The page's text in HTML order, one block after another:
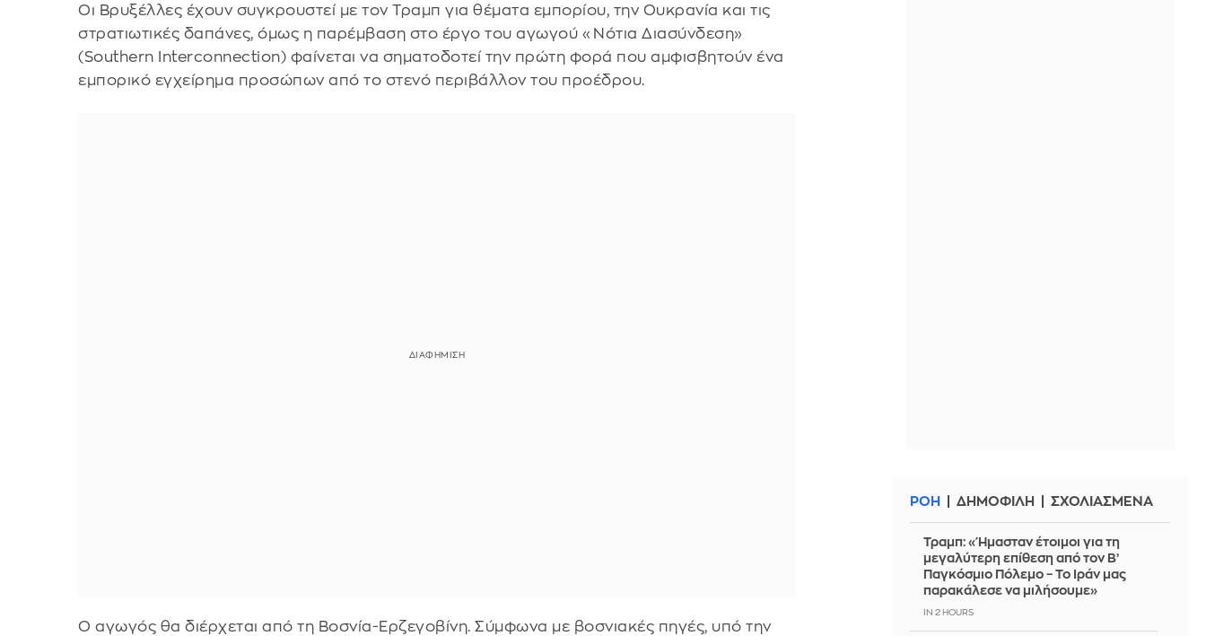
Οι Βρυξέλλες έχουν συγκρουστεί με τον Τραμπ για θέματα εμπορίου, την Ουκρανία και τις
στρατιωτικές δαπάνες, όμως η παρέμβαση στο έργο του αγωγού «Νότια Διασύνδεση»
(Southern Interconnection) φαίνεται να σηματοδοτεί την πρώτη φορά που αμφισβητούν ένα
εμπορικό εγχείρημα προσώπων από το στενό περιβάλλον του προέδρου.
Ο αγωγός θα διέρχεται από τη Βοσνία-Ερζεγοβίνη. Σύμφωνα με βοσνιακές πηγές, υπό την
ΡΟΗ ΔΗΜΟΦΙΛΗ ΣΧΟΛΙΑΣΜΕΝΑ
Τραμπ: «Ήμασταν έτοιμοι για τη
μεγαλύτερη επίθεση από τον Β’
Παγκόσμιο Πόλεμο – Το Ιράν μας
παρακάλεσε να μιλήσουμε»
IN 2 HOURS